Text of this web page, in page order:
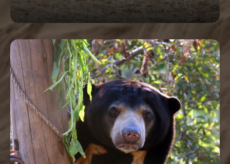
LEES MEER